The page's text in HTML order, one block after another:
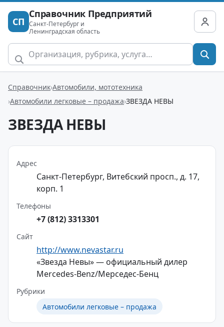
СП
Справочник Предприятий
Санкт-Петербург и
Ленинградская область
Справочник Автомобили, мототехника
Автомобили легковые – продажа ЗВЕЗДА НЕВЫ
ЗВЕЗДА НЕВЫ
Адрес
Санкт-Петербург, Витебский просп., д. 17,
корп. 1
Телефоны
+7 (812) 3313301
Сайт
http://www.nevastar.ru
«Звезда Невы» — официальный дилер
Mercedes-Benz/Мерседес-Бенц
Рубрики
Автомобили легковые – продажа